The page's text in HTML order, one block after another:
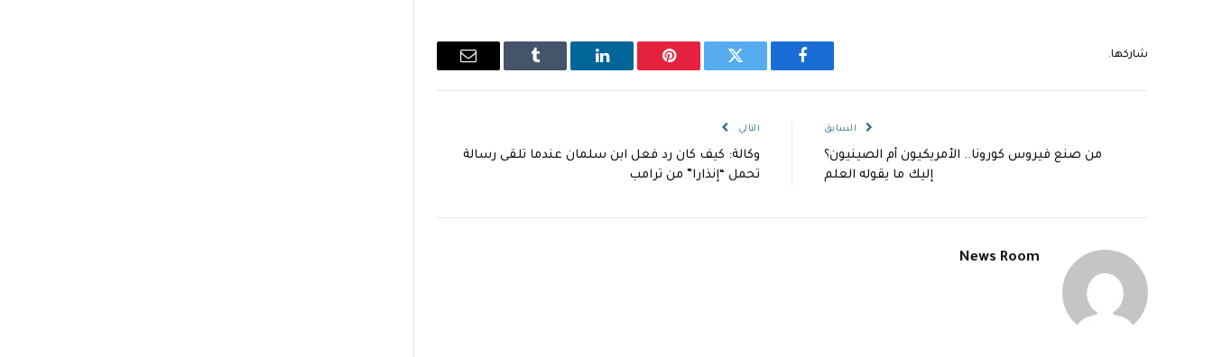
شاركها.
فيسبوك تويتر بينتيريستلينكدإن Tumblr
البريد
السابق
من صنع فيروس كورونا.. الأمريكيون أم الصينيون؟
إليك ما يقوله العلم
التالي
وكالة: كيف كان رد فعل ابن سلمان عندما تلقى رسالة
تحمل “إنذارا” من ترامب
News Room